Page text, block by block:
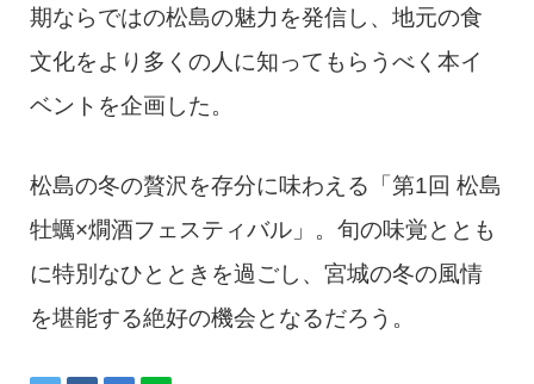
期ならではの松島の魅力を発信し、地元の食
文化をより多くの人に知ってもらうべく本イ
ベントを企画した。
松島の冬の贅沢を存分に味わえる「第1回 松島
牡蠣×燗酒フェスティバル」。旬の味覚ととも
に特別なひとときを過ごし、宮城の冬の風情
を堪能する絶好の機会となるだろう。